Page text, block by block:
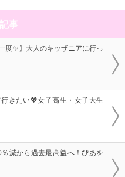
事
度✨】大人のキッザニアに行っ
きたい💖女子高生・女子大生
％減から過去最高益へ！ぴあを